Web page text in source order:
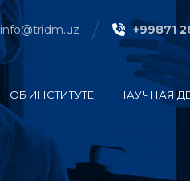
info@tridm.uz +99871
ОБ ИНСТИТУТЕ НАУЧНАЯ